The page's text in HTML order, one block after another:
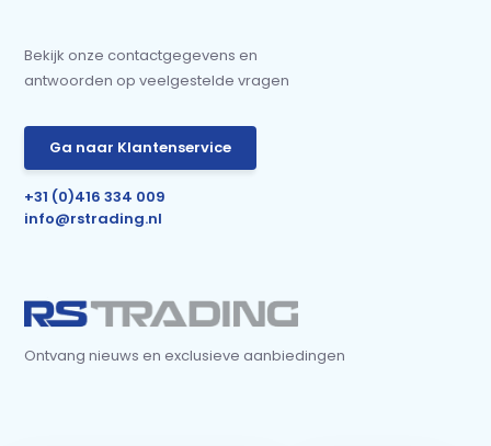
Bekijk onze contactgegevens en
antwoorden op veelgestelde vragen
Ga naar Klantenservice
+31 (0)416 334 009
info@rstrading.nl
Ontvang nieuws en exclusieve aanbiedingen